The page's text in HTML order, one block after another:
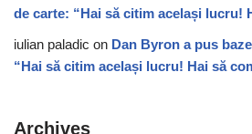
de carte: “Hai să citim același lucru!
iulian paladic on Dan Byron a pus
“Hai să citim același lucru! Hai să
Archives